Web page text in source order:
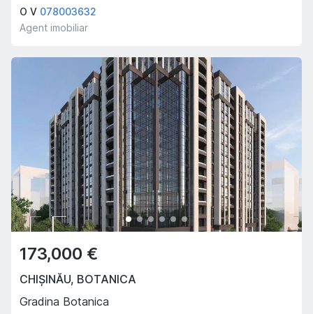
O V 078003632
Agent imobiliar
173,000 €
CHIȘINĂU, BOTANICA
Gradina Botanica